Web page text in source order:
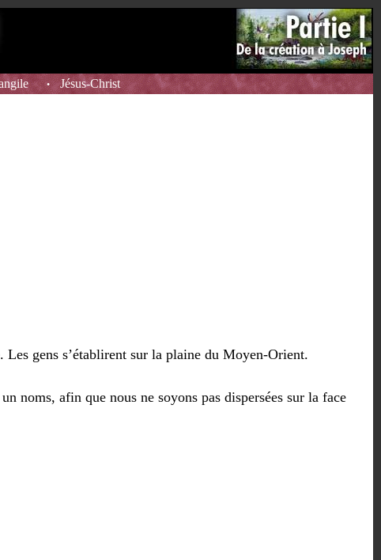
• Jésus-Christ
gens s’établirent sur la plaine du Moyen-Orient.
noms, afin que nous ne soyons pas dispersées sur la face